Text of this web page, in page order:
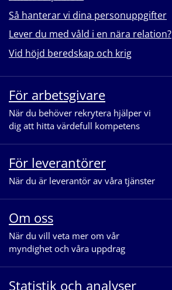
Så hanterar vi dina personuppgifter
Lever du med våld i en nära relation?
Vid höjd beredskap och krig
För arbetsgivare
När du behöver rekrytera hjälper vi
dig att hitta värdefull kompetens
För leverantörer
När du är leverantör av våra tjänster
Om oss
När du vill veta mer om vår
myndighet och våra uppdrag
Statistik och analyser